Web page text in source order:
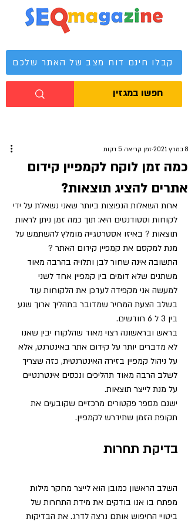
מגזין קידום אתרים
קבלו חינם דוח מצב של האתר שלכם
כמה זמן לוקח לקמפיין קידום
אתרים להציג תוצאות?
8 במרץ 2021 זמן קריאה 5 דקות
אחת השאלות הנפוצות ביותר שאני נשאלת על ידי
לקוחות וסטודנטים היא: תוך כמה זמן ניתן לראות
תוצאות ? באיזו אסטרטגייה מומלץ להשתמש על
מנת למקסם את קמפיין קידום האתר ?
התשובה אינה שחור לבן ותלויה בהרבה מאוד
משתנים שלא דומים בין קמפיין אחד לשני
למעשה אני מקפידה לעדכן את הלקוחות עוד
בשלב הצעת המחיר שמדובר בתהליך ארוך שנע
בין 3 ל 6 חודשים.
בראש ובראשונה רצוי מאוד שהלקוח יבין שאנו
לא מדברים יותר על קידום אתר באינטרנט, אלא
על ניהול קמפיין בזירה האינטרנטית, כזה שצריך
לשלב הרבה מאוד תהליכים ונכסים אינטרנטיים
על מנת לייצר תוצאות.
ישנם מספר פקטורים מרכזיים שקובעים את
תקופת הזמן שתידרש לקמפיין.
בדיקת תחרות
השלב הראשון כמובן הוא לייצר מחקר מילות
מפתח בו אנו בודקים את מידת התחרות של
ביטויי החיפוש אותם נרצה לדרג. את הבדיקות